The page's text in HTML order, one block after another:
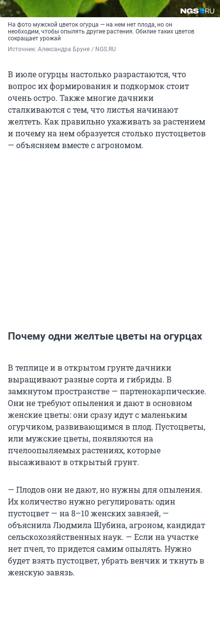
На фото мужской цветок огурца — на нем нет плода, но он
необходим, чтобы опылять другие растения. Обилие таких цветов
сокращает урожай
Источник: Александра Бруня / NGS.RU
В июле огурцы настолько разрастаются, что
вопрос их формирования и подкормок стоит
очень остро. Также многие дачники
сталкиваются с тем, что листья начинают
желтеть. Как правильно ухаживать за растением
и почему на нем образуется столько пустоцветов
— объясняем вместе с агрономом.
Почему одни желтые цветы на огурцах
В теплице и в открытом грунте дачники
выращивают разные сорта и гибриды. В
замкнутом пространстве — партенокарпические.
Они не требуют опыления и дают в основном
женские цветы: они сразу идут с маленьким
огурчиком, развивающимся в плод. Пустоцветы,
или мужские цветы, появляются на
пчелоопыляемых растениях, которые
высаживают в открытый грунт.
— Плодов они не дают, но нужны для опыления.
Их количество нужно регулировать: один
пустоцвет — на 8–10 женских завязей, —
объяснила Людмила Шубина, агроном, кандидат
сельскохозяйственных наук. — Если на участке
нет пчел, то придется самим опылять. Нужно
будет взять пустоцвет, убрать венчик и ткнуть в
женскую завязь.